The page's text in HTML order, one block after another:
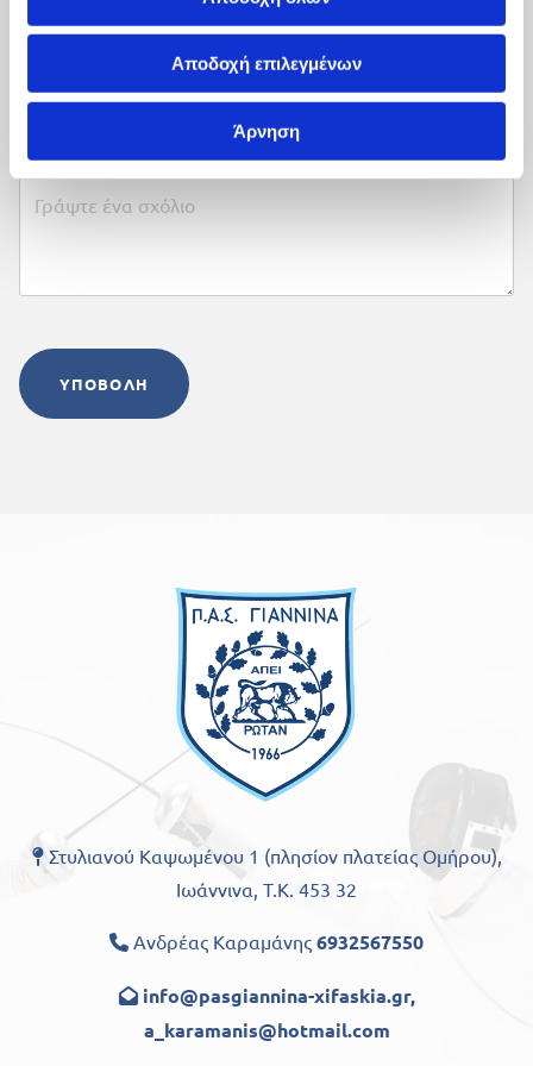
Αποδοχή επιλεγμένων
Άρνηση
Σχόλιο
Στυλιανού Καψωμένου 1 (πλησίον πλατείας Ομήρου),
Ιωάννινα, Τ.Κ. 453 32
 Ανδρέας Καραμάνης 6932567550
 info@pasgiannina-xifaskia.gr,
a_karamanis@hotmail.com